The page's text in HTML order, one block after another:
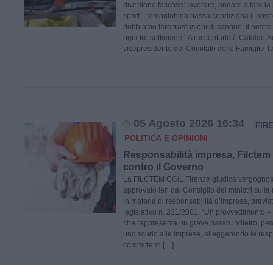
diventano faticose: lavorare, andare a fare
sport. L’emoglobina bassa condiziona il
dobbiamo fare trasfusioni di sangue, il
ogni tre settimane”. A raccontarlo è Cataldo
vicepresidente del Comitato delle Famiglie
05 Agosto 2026 16:34
POLITICA E OPINIONI
Responsabilità impresa,
contro il Governo
La FILCTEM CGIL Firenze giudica
approvato ieri dal Consiglio dei ministri
in materia di responsabilità d’impresa,
legislativo n. 231/2001. “Un provvedimento
che rappresenta un grave passo indietro,
uno scudo alle imprese, alleggerendo le
committenti […]